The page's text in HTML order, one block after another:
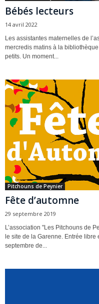
Bébés lecteurs
14 avril 2022
Les assistantes maternelles de
mercredis matins à la
petits. Un moment...
Pitchouns de Peynier
Fête d’automne
29 septembre 2019
L’association "Les Pitchouns de
le site de la Garenne. Entrée
septembre de...